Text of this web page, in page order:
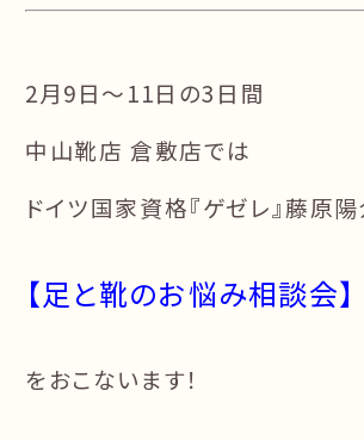
2月9日〜11日の3日間
中山靴店 倉敷店では
ドイツ国家資格『ゲゼレ』藤原
【足と靴のお悩み相談会】
をおこないます！